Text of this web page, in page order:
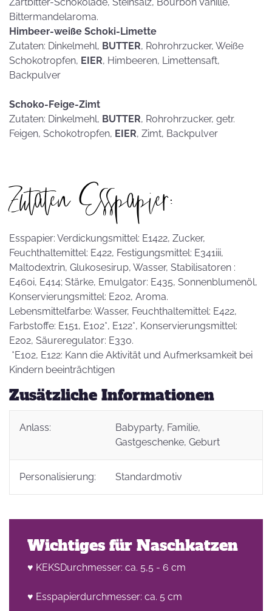
Bittermandelaroma.
Himbeer-weiße Schoki-Limette
Zutaten: Dinkelmehl, BUTTER, Rohrohrzucker, Weiße
Schokotropfen, EIER, Himbeeren, Limettensaft,
Backpulver
Schoko-Feige-Zimt
Zutaten: Dinkelmehl, BUTTER, Rohrohrzucker, getr.
Feigen, Schokotropfen, EIER, Zimt, Backpulver
Zutaten Esspapier:
Esspapier: Verdickungsmittel: E1422, Zucker,
Feuchthaltemittel: E422, Festigungsmittel: E341iii,
Maltodextrin, Glukosesirup, Wasser, Stabilisatoren :
E460i, E414; Stärke, Emulgator: E435, Sonnenblumenöl,
Konservierungsmittel: E202, Aroma.
Lebensmittelfarbe: Wasser, Feuchthaltemittel: E422,
Farbstoffe: E151, E102*, E122*, Konservierungsmittel:
E202, Säureregulator: E330.
*E102, E122: Kann die Aktivität und Aufmerksamkeit bei
Kindern beeinträchtigen
Zusätzliche Informationen
Anlass: Babyparty, Familie,
Gastgeschenke, Geburt
Personalisierung: Standardmotiv
Wichtiges für Naschkatzen
♥ KEKSDurchmesser: ca. 5,5 - 6 cm
♥ Esspapierdurchmesser: ca. 5 cm